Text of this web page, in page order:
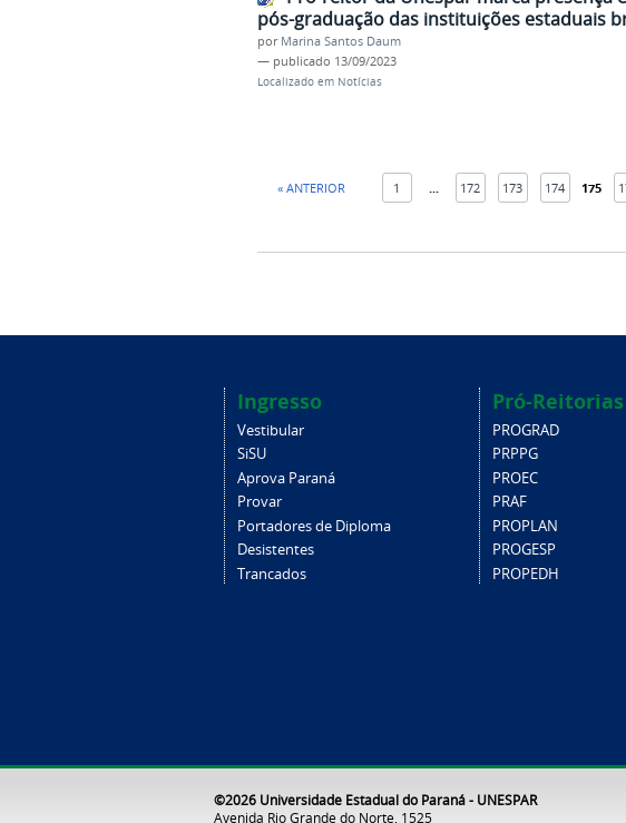
pós-graduação das instituições estaduais
por Marina Santos Daum
— publicado 13/09/2023
Localizado em Notícias
« ANTERIOR 1 172 173 174 175
Ingresso
Vestibular
SiSU
Aprova Paraná
Provar
Portadores de Diploma
Desistentes
Trancados
Pró-Reitorias
PROGRAD
PRPPG
PROEC
PRAF
PROPLAN
PROGESP
PROPEDH
©2026 Universidade Estadual do Paraná - UNESPAR
Avenida Rio Grande do Norte, 1525